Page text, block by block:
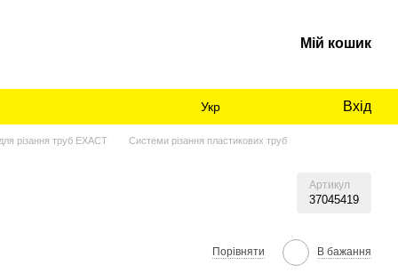
Мій кошик
Укр Вхід
різання труб EXACT Системи різання пластикових труб
Артикул
37045419
Порівняти В бажання